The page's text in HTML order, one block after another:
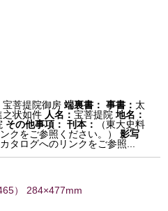
宝菩提院御房 端裏書： 事書： 太
之状如件 人名：宝菩提院 地名：
その他事項： 刊本：
（東大史料
クをご参照ください。）
影写
タログへのリンクをご参照...
） 284×477mm